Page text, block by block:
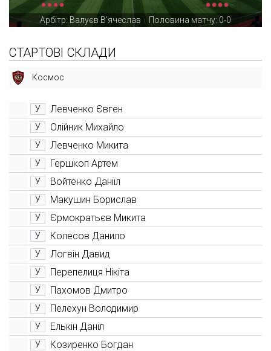
Арбітр: Валуєв В’ячеслав | Половина матчу: 0-0
СТАРТОВІ СКЛАДИ
Космос
У Левченко Євген
У Олійник Михайло
У Левченко Микита
У Гершкоп Артем
У Войтенко Даніїл
У Макушин Борислав
У Єрмократьєв Микита
У Колесов Данило
У Логвін Давид
У Перепелиця Нікіта
У Пахомов Дмитро
У Пелехун Володимир
У Елькін Даніл
У Козиренко Богдан